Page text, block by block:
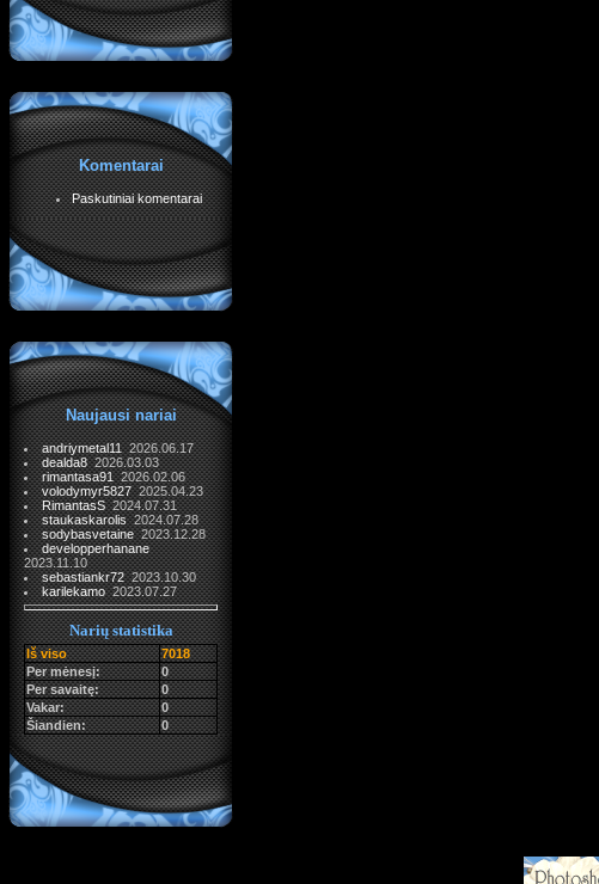
Komentarai
Paskutiniai komentarai
Naujausi nariai
andriymetal112026.06.17
dealda82026.03.03
rimantasa912026.02.06
volodymyr58272025.04.23
RimantasS2024.07.31
staukaskarolis2024.07.28
sodybasvetaine2023.12.28
developperhanane
2023.11.10
sebastiankr722023.10.30
karilekamo2023.07.27
Narių statistika
Iš viso
7018
Per mėnesį:
0
Per savaitę:
0
Vakar:
0
Šiandien:
0